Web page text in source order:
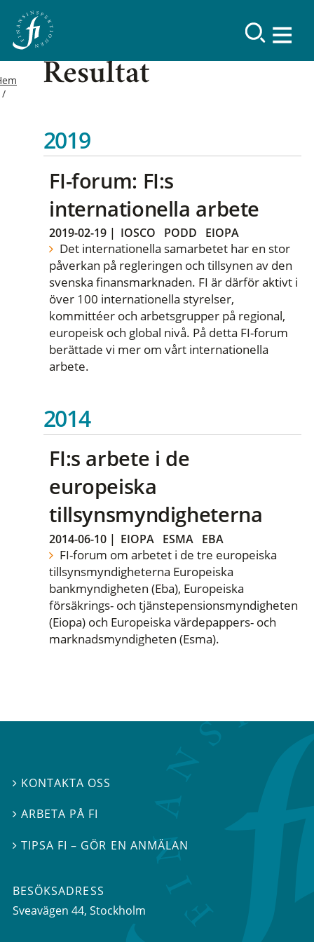
Resultat
2019
FI-forum: FI:s
internationella arbete
2019-02-19 | IOSCO PODD EIOPA
Det internationella samarbetet har en stor
påverkan på regleringen och tillsynen av den
svenska finansmarknaden. FI är därför aktivt i
över 100 internationella styrelser,
kommittéer och arbetsgrupper på regional,
europeisk och global nivå. På detta FI-forum
berättade vi mer om vårt internationella
arbete.
2014
FI:s arbete i de
europeiska
tillsynsmyndigheterna
2014-06-10 | EIOPA ESMA EBA
FI-forum om arbetet i de tre europeiska
tillsynsmyndigheterna Europeiska
bankmyndigheten (Eba), Europeiska
försäkrings- och tjänstepensionsmyndigheten
(Eiopa) och Europeiska värdepappers- och
marknadsmyndigheten (Esma).
 KONTAKTA OSS
ARBETA PÅ FI
TIPSA FI – GÖR EN ANMÄLAN
BESÖKSADRESS
Sveavägen 44, Stockholm